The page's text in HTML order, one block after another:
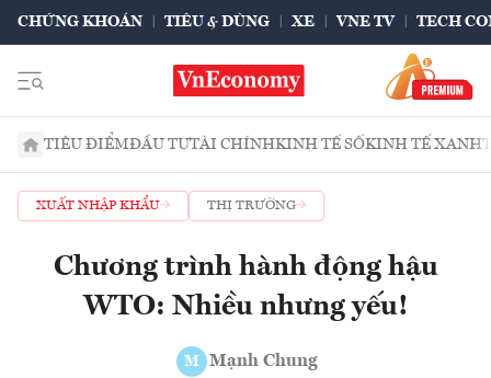
CHỨNG KHOÁN TIÊU & DÙNG XE VNE TV TECH
TIÊU ĐIỂMĐẦU TƯTÀI CHÍNHKINH TẾ SỐKINH TẾ XANH
XUẤT NHẬP KHẨU THỊ TRƯỜNG
Chương trình hành động hậu
WTO: Nhiều nhưng yếu!
M Mạnh Chung